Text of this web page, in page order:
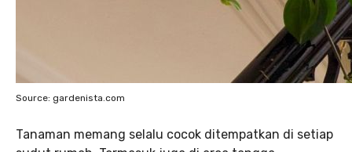
Source: gardenista.com
Tanaman memang selalu cocok ditempatkan di setiap